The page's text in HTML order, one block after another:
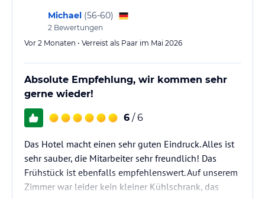
Michael (56-60)
2 Bewertungen
Vor 2 Monaten • Verreist als Paar im Mai 2026
Absolute Empfehlung, wir kommen sehr
gerne wieder!
6 / 6
Das Hotel macht einen sehr guten Eindruck. Alles ist
sehr sauber, die Mitarbeiter sehr freundlich! Das
Frühstück ist ebenfalls empfehlenswert. Auf unserem
Zimmer war leider kein kleiner Kühlschrank, das